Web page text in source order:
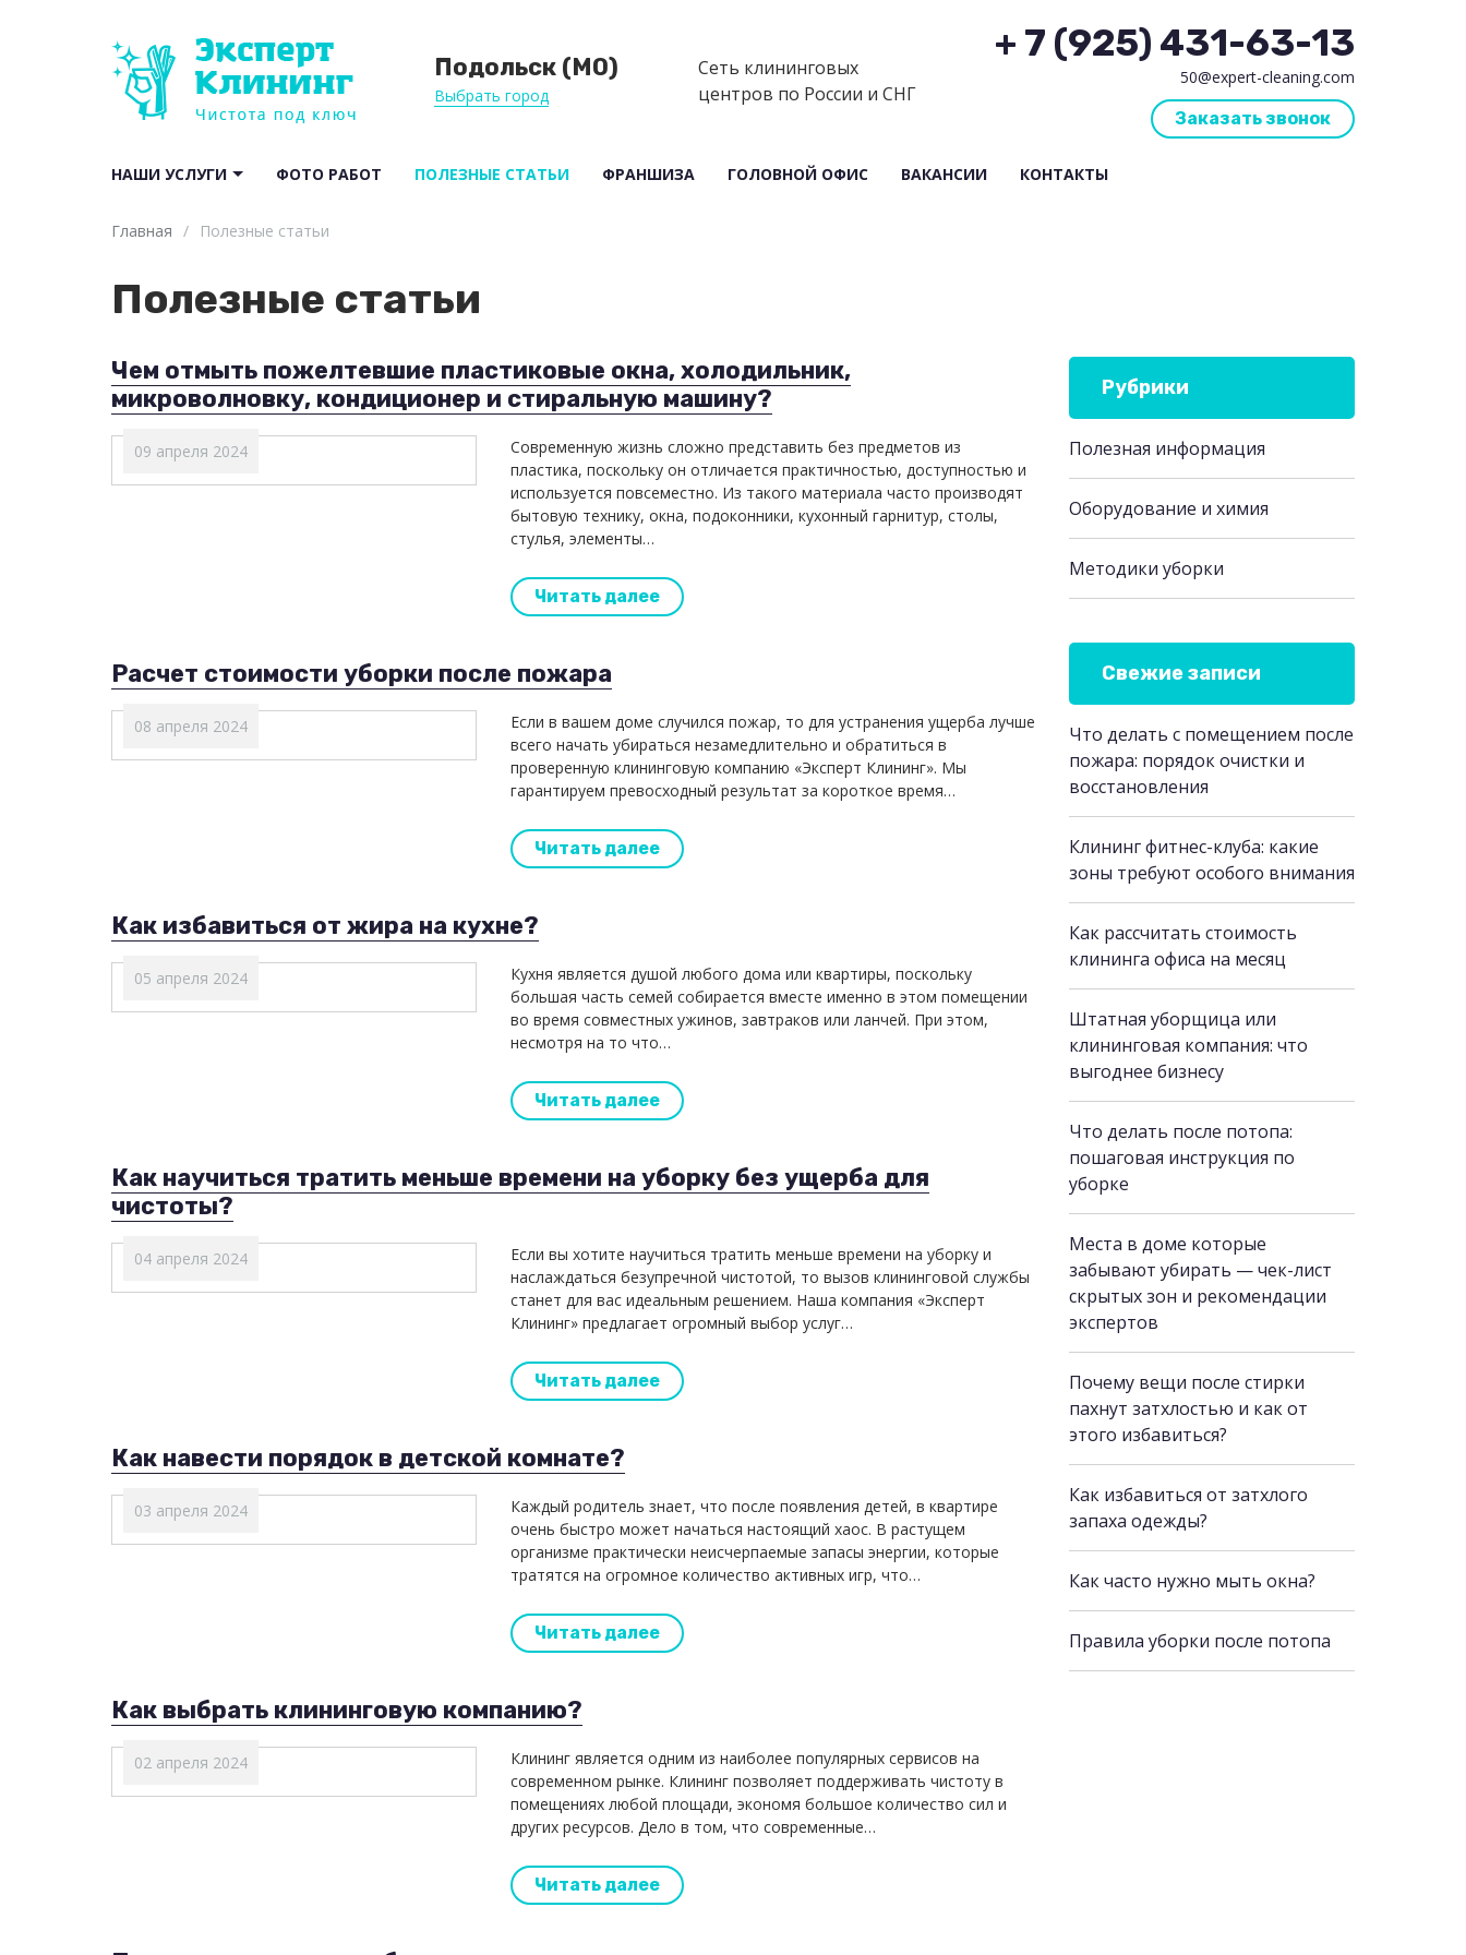
Подольск (МО)
Выбрать город
Сеть клининговых
центров по России и СНГ
+ 7 (925) 431-63-13
50@expert-cleaning.com
Заказать звонок
НАШИ УСЛУГИ ФОТО РАБОТ ПОЛЕЗНЫЕ СТАТЬИ ФРАНШИЗА ГОЛОВНОЙ ОФИС ВАКАНСИИ КОНТАКТЫ
Главная / Полезные статьи
Полезные статьи
Чем отмыть пожелтевшие пластиковые окна, холодильник,
микроволновку, кондиционер и стиральную машину?
09 апреля 2024
Современную жизнь сложно представить без предметов из
пластика, поскольку он отличается практичностью, доступностью и
используется повсеместно. Из такого материала часто производят
бытовую технику, окна, подоконники, кухонный гарнитур, столы,
стулья, элементы…
Читать далее
Расчет стоимости уборки после пожара
08 апреля 2024
Если в вашем доме случился пожар, то для устранения ущерба лучше
всего начать убираться незамедлительно и обратиться в
проверенную клининговую компанию «Эксперт Клининг». Мы
гарантируем превосходный результат за короткое время…
Читать далее
Как избавиться от жира на кухне?
05 апреля 2024
Кухня является душой любого дома или квартиры, поскольку
большая часть семей собирается вместе именно в этом помещении
во время совместных ужинов, завтраков или ланчей. При этом,
несмотря на то что…
Читать далее
Как научиться тратить меньше времени на уборку без ущерба для
чистоты?
04 апреля 2024
Если вы хотите научиться тратить меньше времени на уборку и
наслаждаться безупречной чистотой, то вызов клининговой службы
станет для вас идеальным решением. Наша компания «Эксперт
Клининг» предлагает огромный выбор услуг…
Читать далее
Как навести порядок в детской комнате?
03 апреля 2024
Каждый родитель знает, что после появления детей, в квартире
очень быстро может начаться настоящий хаос. В растущем
организме практически неисчерпаемые запасы энергии, которые
тратятся на огромное количество активных игр, что…
Читать далее
Как выбрать клининговую компанию?
02 апреля 2024
Клининг является одним из наиболее популярных сервисов на
современном рынке. Клининг позволяет поддерживать чистоту в
помещениях любой площади, экономя большое количество сил и
других ресурсов. Дело в том, что современные…
Читать далее
Рубрики
Полезная информация
Оборудование и химия
Методики уборки
Свежие записи
Что делать с помещением после
пожара: порядок очистки и
восстановления
Клининг фитнес-клуба: какие
зоны требуют особого внимания
Как рассчитать стоимость
клининга офиса на месяц
Штатная уборщица или
клининговая компания: что
выгоднее бизнесу
Что делать после потопа:
пошаговая инструкция по
уборке
Места в доме которые
забывают убирать — чек-лист
скрытых зон и рекомендации
экспертов
Почему вещи после стирки
пахнут затхлостью и как от
этого избавиться?
Как избавиться от затхлого
запаха одежды?
Как часто нужно мыть окна?
Правила уборки после потопа